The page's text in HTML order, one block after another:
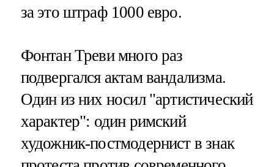
за это штраф 1000 евро.
Фонтан Треви много раз
подвергался актам вандализма.
Один из них носил "артистический
характер": один римский
художник-постмодернист в знак